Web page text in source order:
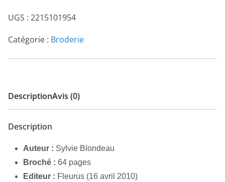
UGS : 2215101954
Catégorie : Broderie
DescriptionAvis (0)
Description
Auteur : Sylvie Blondeau
Broché : 64 pages
Editeur : Fleurus (16 avril 2010)